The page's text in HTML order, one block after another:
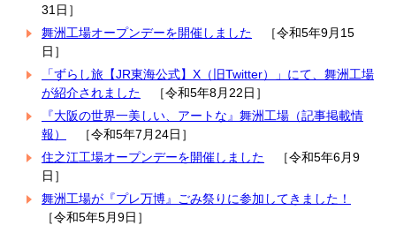
31日］
舞洲工場オープンデーを開催しました ［令和5年9月15
日］
「ずらし旅【JR東海公式】X（旧Twitter）」にて、舞洲工場
が紹介されました ［令和5年8月22日］
『大阪の世­界一美しい­、アートな­』舞洲工場­（記事掲載­情
報）
［令和5年7月24日］
住之江工場オープンデーを開催しました ［令和5年6月9
日］
舞洲工場が『プレ万博』ごみ祭りに参加してきました！
［令和5年5月9日］